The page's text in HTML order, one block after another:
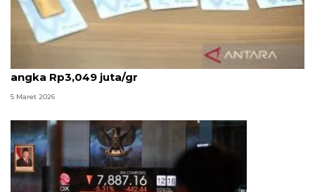
Harga emas Antam Kamis ini naik tipis Rp4.000 ke
angka Rp3,049 juta/gr
5 Maret 2026